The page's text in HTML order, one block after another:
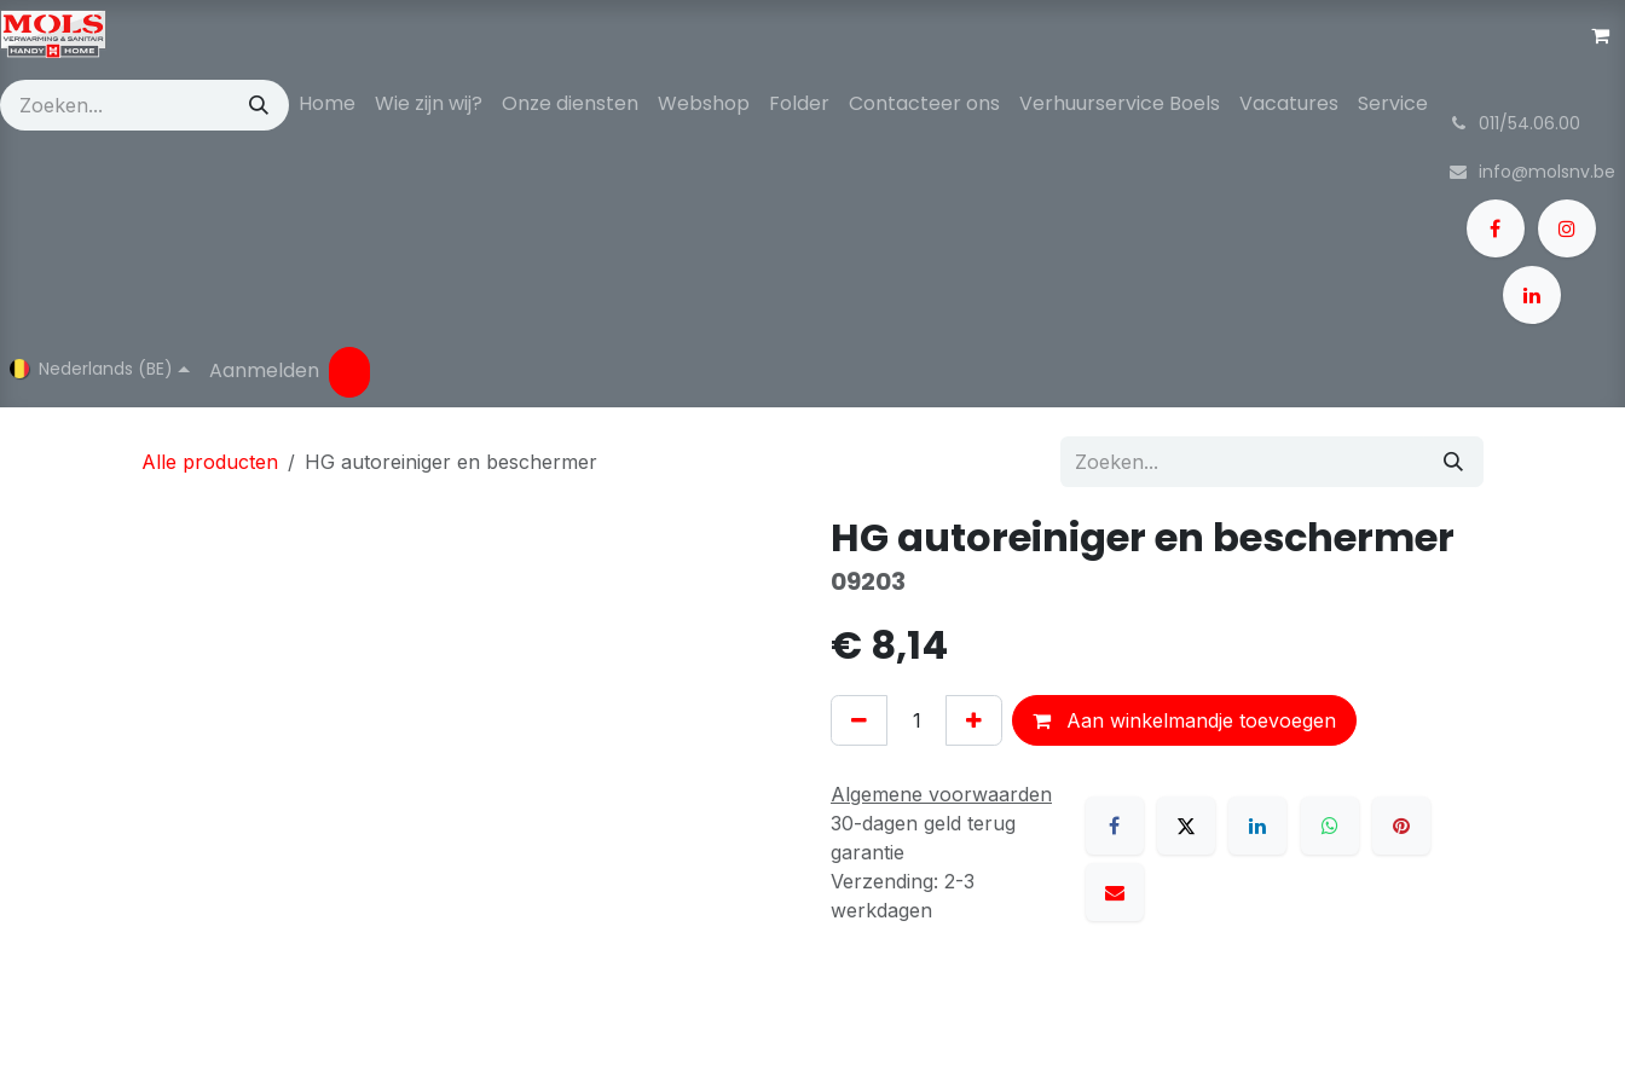
Overslaan naar inhoud
Home Wie zijn wij? Onze diensten Webshop Folder Contacteer ons Verhuurservice Boels Vacatures Service
011/54.06.00
info@molsnv.be
Nederlands (BE) Aanmelden
Alle producten HG autoreiniger en beschermer
HG autoreiniger en beschermer
09203
€ 8,14
Aan winkelmandje toevoegen
Algemene voorwaarden
30-dagen geld terug
garantie
Verzending: 2-3
werkdagen